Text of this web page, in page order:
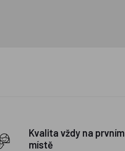
Kvalita vždy na prvním
místě